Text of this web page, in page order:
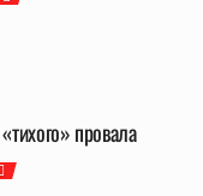
провала